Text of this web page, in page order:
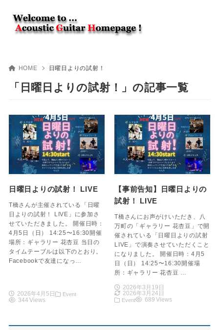
HOME 日曜日よりの試射！
「日曜日よりの試射！」の記事一覧
日曜日よりの試射！ LIVE
T橋さんが主催されている「日曜
日よりの試射！ LIVE」に参加さ
せていただきました。 開催日時：
4月5日（日） 14:25〜16:30開催
場所：ギャラリー 花杏豆 当日の
タイムテーブルは以下のとおり。
Facebookで友達になっ…
2026年4月5日 Event
344 Views
【事前告知】日曜日よりの
試射！ LIVE
T橋さんにお声がけいただき、八
万町の「ギャラリー 花杏豆」で開
催されている「日曜日よりの試射
LIVE」で演奏させていただくこと
になりました。 開催日時：4月5
日（日） 14:25〜16:30開催場
所：ギャラリー 花杏豆 …
2026年3月19日
2026年3月24日
Event 689 Views